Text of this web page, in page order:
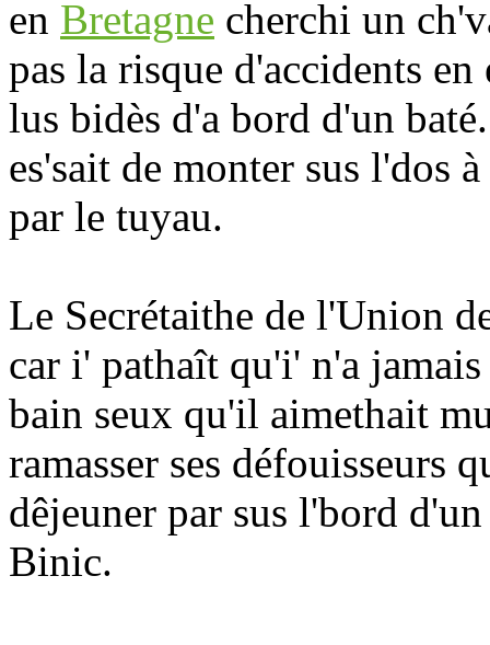
en Bretagne cherchi un
pas la risque d'accidents
lus bidès d'a bord d'un
es'sait de monter sus l'dos
par le tuyau.
Le Secrétaithe de l'Union
car i' pathaît qu'i' n'a
bain seux qu'il aimethait
ramasser ses défouisseurs
dêjeuner par sus l'bord
Binic.